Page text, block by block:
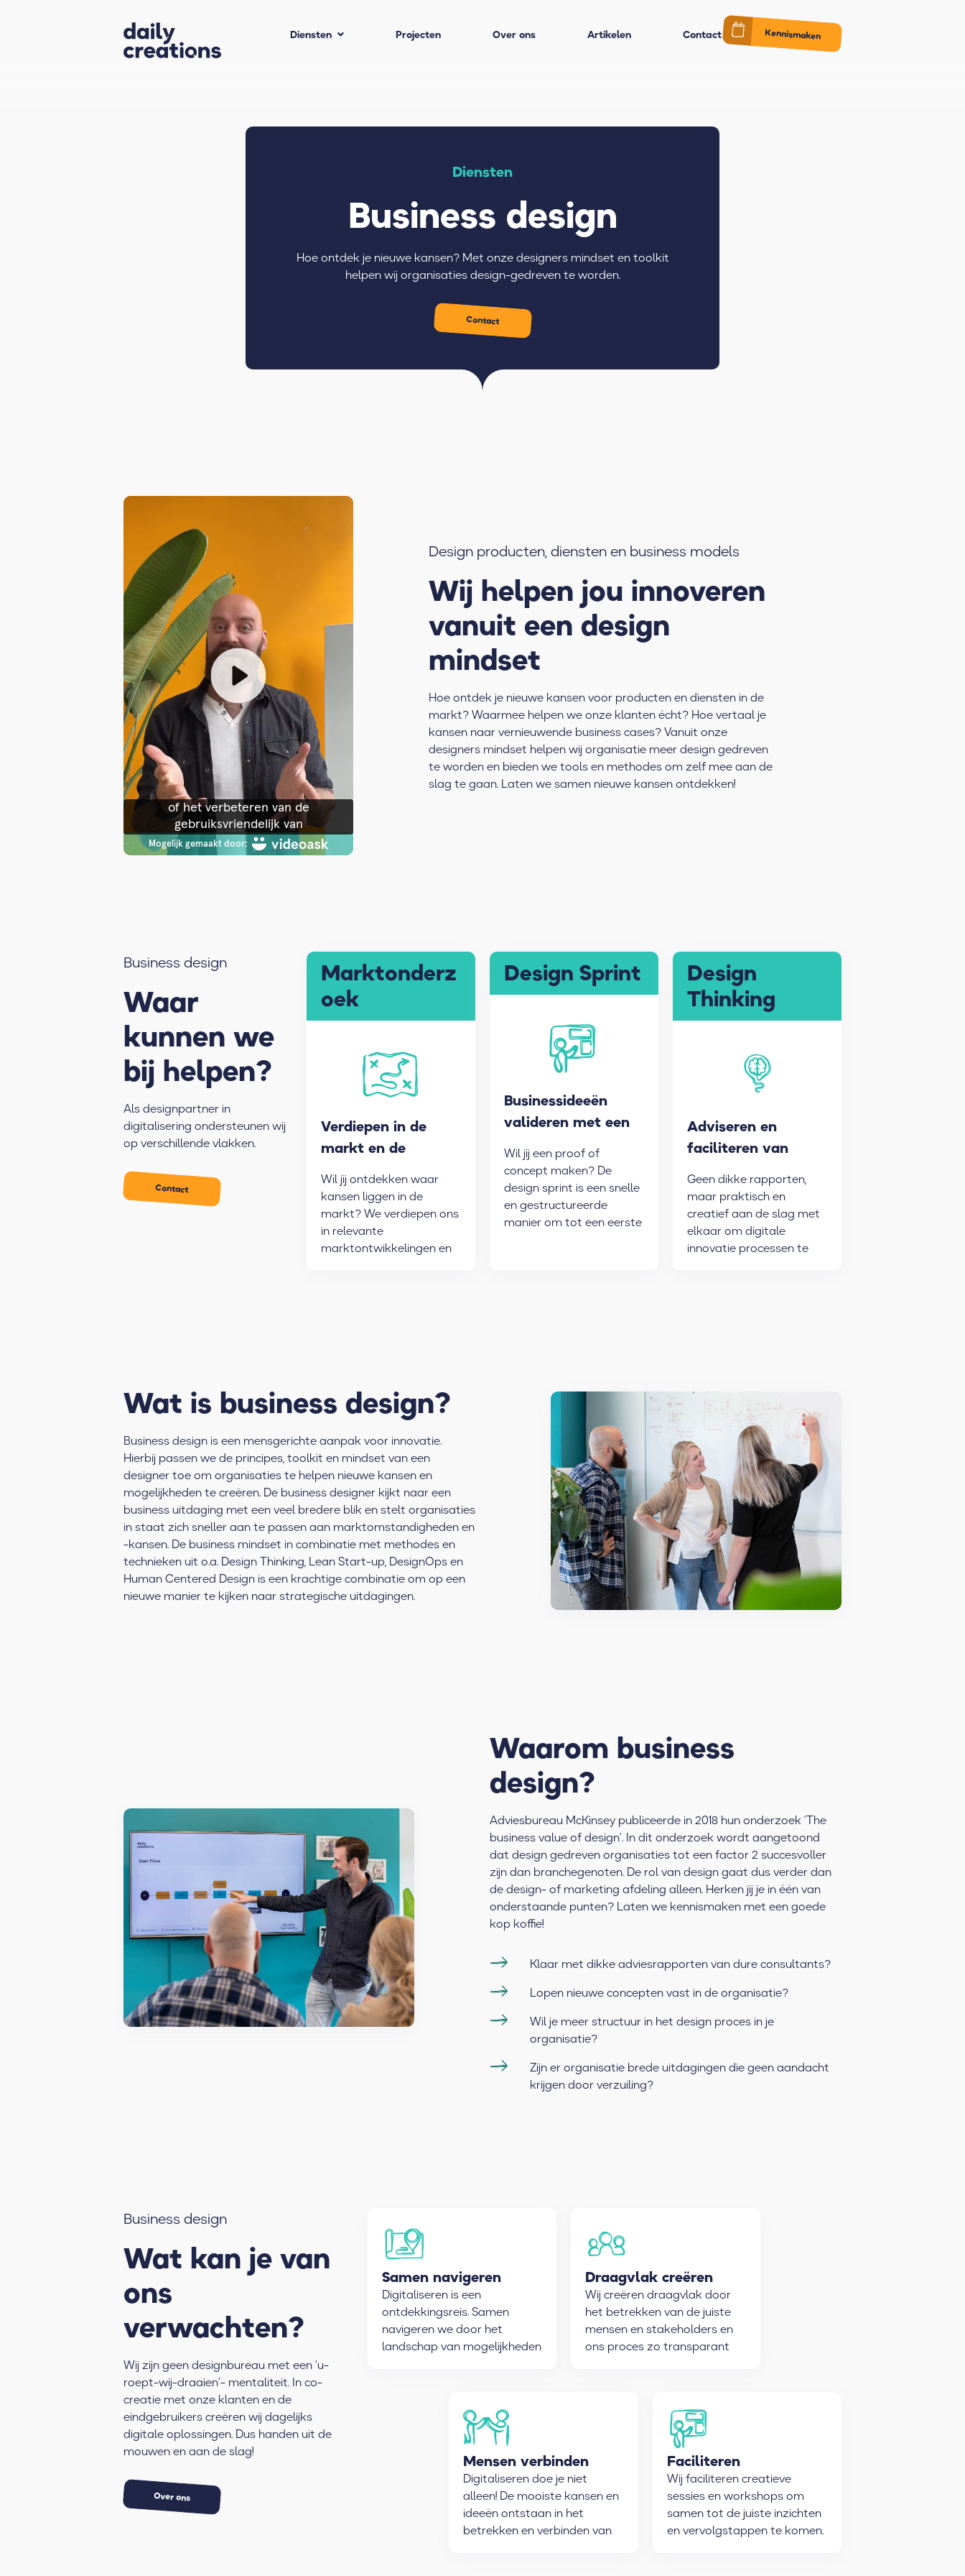
Diensten Projecten Over ons Artikelen Contact Kennismaken
Diensten
Business design
Hoe ontdek je nieuwe kansen? Met onze designers mindset en toolkit
helpen wij organisaties design-gedreven te worden.
Contact
Design producten, diensten en business models
Wij helpen jou innoveren
vanuit een design
mindset
Hoe ontdek je nieuwe kansen voor producten en diensten in de
markt? Waarmee helpen we onze klanten écht? Hoe vertaal je
kansen naar vernieuwende business cases? Vanuit onze
designers mindset helpen wij organisatie meer design gedreven
te worden en bieden we tools en methodes om zelf mee aan de
slag te gaan. Laten we samen nieuwe kansen ontdekken!
Business design
Waar
kunnen we
bij helpen?
Als designpartner in
digitalisering ondersteunen wij
op verschillende vlakken.
Contact
Marktonderz
oek
Verdiepen in de
markt en de
doelgroep
Wil jij ontdekken waar
kansen liggen in de
markt? We verdiepen ons
in relevante
marktontwikkelingen en
Design Sprint
Businessideeën
valideren met een
design prototype
Wil jij een proof of
concept maken? De
design sprint is een snelle
en gestructureerde
manier om tot een eerste
Design
Thinking
Adviseren en
faciliteren van
digitale innovatie
processen
Geen dikke rapporten,
maar praktisch en
creatief aan de slag met
elkaar om digitale
innovatie processen te
Wat is business design?
Business design is een mensgerichte aanpak voor innovatie.
Hierbij passen we de principes, toolkit en mindset van een
designer toe om organisaties te helpen nieuwe kansen en
mogelijkheden te creëren. De business designer kijkt naar een
business uitdaging met een veel bredere blik en stelt organisaties
in staat zich sneller aan te passen aan marktomstandigheden en
-kansen. De business mindset in combinatie met methodes en
technieken uit o.a. Design Thinking, Lean Start-up, DesignOps en
Human Centered Design is een krachtige combinatie om op een
nieuwe manier te kijken naar strategische uitdagingen.
Waarom business
design?
Adviesbureau McKinsey publiceerde in 2018 hun onderzoek ‘The
business value of design’. In dit onderzoek wordt aangetoond
dat design gedreven organisaties tot een factor 2 succesvoller
zijn dan branchegenoten. De rol van design gaat dus verder dan
de design- of marketing afdeling alleen. Herken jij je in één van
onderstaande punten? Laten we kennismaken met een goede
kop koffie!
Klaar met dikke adviesrapporten van dure consultants?
Lopen nieuwe concepten vast in de organisatie?
Wil je meer structuur in het design proces in je
organisatie?
Zijn er organisatie brede uitdagingen die geen aandacht
krijgen door verzuiling?
Business design
Wat kan je van
ons
verwachten?
Wij zijn geen designbureau met een ‘u-
roept-wij-draaien’- mentaliteit. In co-
creatie met onze klanten en de
eindgebruikers creëren wij dagelijks
digitale oplossingen. Dus handen uit de
mouwen en aan de slag!
Over ons
Samen navigeren
Digitaliseren is een
ontdekkingsreis. Samen
navigeren we door het
landschap van mogelijkheden
Draagvlak creëren
Wij creëren draagvlak door
het betrekken van de juiste
mensen en stakeholders en
ons proces zo transparant
Mensen verbinden
Digitaliseren doe je niet
alleen! De mooiste kansen en
ideeën ontstaan in het
betrekken en verbinden van
Faciliteren
Wij faciliteren creatieve
sessies en workshops om
samen tot de juiste inzichten
en vervolgstappen te komen.